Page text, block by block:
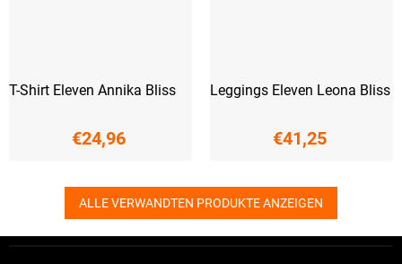
T-Shirt Eleven Annika Bliss
€24,96
Leggings Eleven Leona Bliss
€41,25
ALLE VERWANDTEN PRODUKTE ANZEIGEN